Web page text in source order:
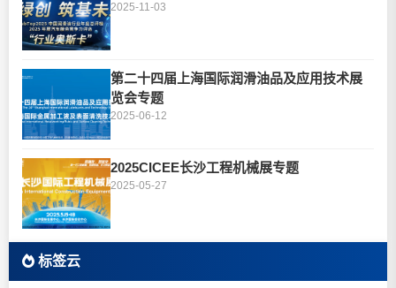
2025-11-03
第二十四届上海国际润滑油品及应用技术展
览会专题
2025-06-12
2025CICEE长沙工程机械展专题
2025-05-27
标签云